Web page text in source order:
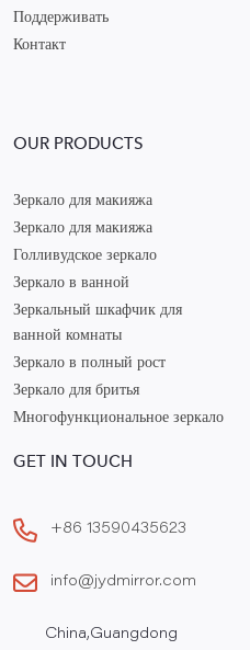
Поддерживать
Контакт
OUR PRODUCTS
Зеркало для макияжа
Зеркало для макияжа
Голливудское зеркало
Зеркало в ванной
Зеркальный шкафчик для
ванной комнаты
Зеркало в полный рост
Зеркало для бритья
Многофункциональное зеркало
GET IN TOUCH
+86 13590435623
info@jydmirror.com
China,Guangdong